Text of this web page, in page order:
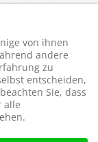
von ihnen
andere
zu
entscheiden,
Sie, dass
alle